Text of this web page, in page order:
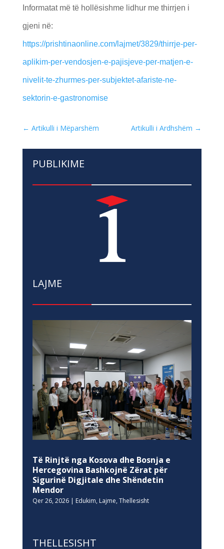
Informatat më të hollësishme lidhur me thirrjen i
gjeni në:
https://prishtinaonline.com/lajmet/3829/thirrje-per-
aplikim-per-vendosjen-e-pajisjeve-per-matjen-e-
nivelit-te-zhurmes-per-subjektet-afariste-ne-
sektorin-e-gastronomise
← Artikulli i Mëparshëm Artikulli i Ardhshëm →
PUBLIKIME
LAJME
Të Rinjtë nga Kosova dhe Bosnja e
Hercegovina Bashkojnë Zërat për
Sigurinë Digjitale dhe Shëndetin
Mendor
Qer 26, 2026| Edukim, Lajme, Thellesisht
THELLESISHT